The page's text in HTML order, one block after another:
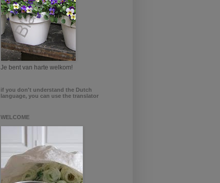
Je bent van harte welkom!
if you don't understand the Dutch
language, you can use the translator
WELCOME